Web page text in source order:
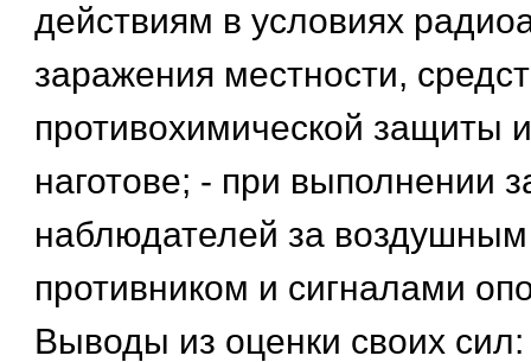
действиям в условиях
заражения местности,
противохимической защиты
наготове; - при выполнении
наблюдателей за
противником и сигналами
Выводы из оценки своих